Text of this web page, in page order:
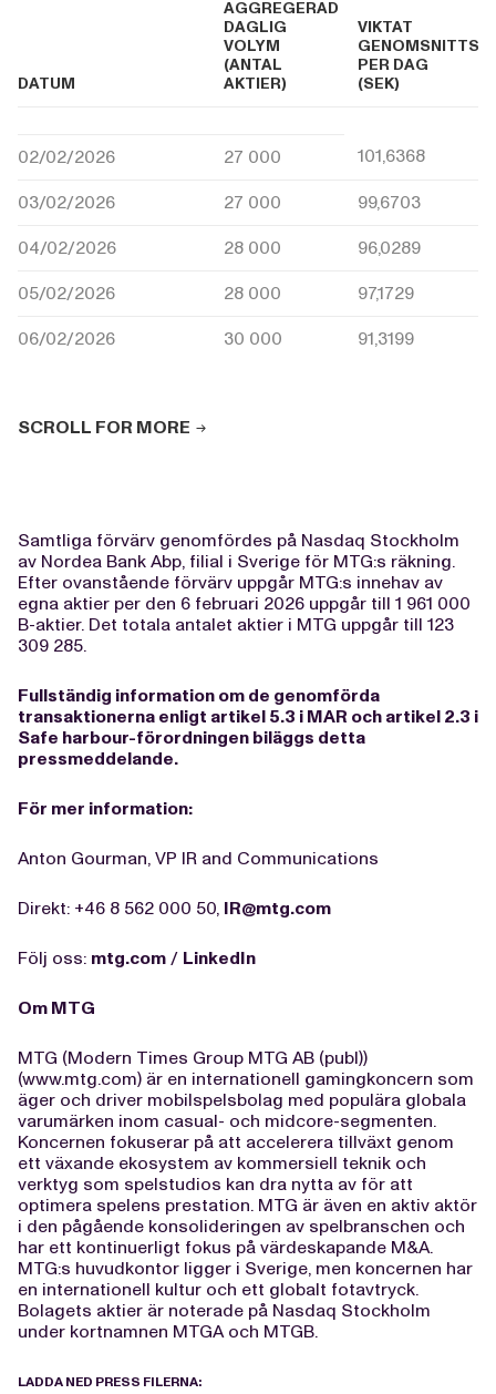
DATUM
AGGREGERAD
DAGLIG
VOLYM
(ANTAL
AKTIER)
VIKTAT
PER DAG
(SEK)
02/02/2026 27 000 101,6368
03/02/2026 27 000 99,6703
04/02/2026 28 000 96,0289
05/02/2026 28 000 97,1729
06/02/2026 30 000 91,3199
SCROLL FOR MORE
Samtliga förvärv genomfördes på Nasdaq Stockholm
av Nordea Bank Abp, filial i Sverige för MTG:s räkning.
Efter ovanstående förvärv uppgår MTG:s innehav av
egna aktier per den 6 februari 2026 uppgår till 1 961 000
B-aktier. Det totala antalet aktier i MTG uppgår till 123
309 285.
Fullständig information om de genomförda
transaktionerna enligt artikel 5.3 i MAR och artikel 2.3 i
Safe harbour-förordningen biläggs detta
pressmeddelande.
För mer information:
Anton Gourman, VP IR and Communications
Direkt: +46 8 562 000 50, IR@mtg.com
Följ oss: mtg.com / LinkedIn
Om MTG
MTG (Modern Times Group MTG AB (publ))
(www.mtg.com) är en internationell gamingkoncern som
äger och driver mobilspelsbolag med populära globala
varumärken inom casual- och midcore-segmenten.
Koncernen fokuserar på att accelerera tillväxt genom
ett växande ekosystem av kommersiell teknik och
verktyg som spelstudios kan dra nytta av för att
optimera spelens prestation. MTG är även en aktiv aktör
i den pågående konsolideringen av spelbranschen och
har ett kontinuerligt fokus på värdeskapande M&A.
MTG:s huvudkontor ligger i Sverige, men koncernen har
en internationell kultur och ett globalt fotavtryck.
Bolagets aktier är noterade på Nasdaq Stockholm
under kortnamnen MTGA och MTGB.
LADDA NED PRESS FILERNA: